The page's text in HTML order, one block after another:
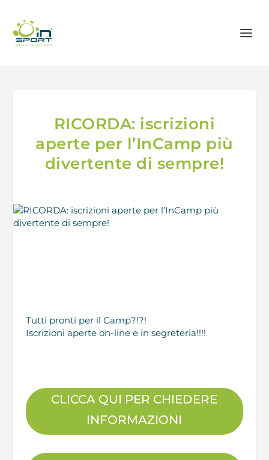
RICORDA: iscrizioni
aperte per l’InCamp più
divertente di sempre!
Tutti pronti per il Camp?!?!
Iscrizioni aperte on-line e in segreteria!!!!
CLICCA QUI PER CHIEDERE
INFORMAZIONI